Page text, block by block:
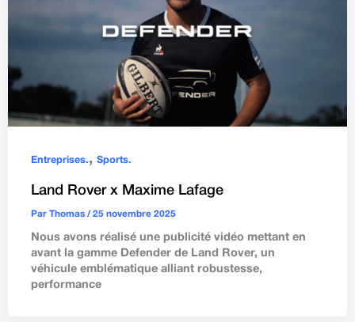
Entreprises.,Sports.
Land Rover x Maxime Lafage
ParThomas/25 novembre 2025
Nous avons réalisé une publicité vidéo mettant en
avant la gamme Defender de Land Rover, un
véhicule emblématique alliant robustesse,
performance